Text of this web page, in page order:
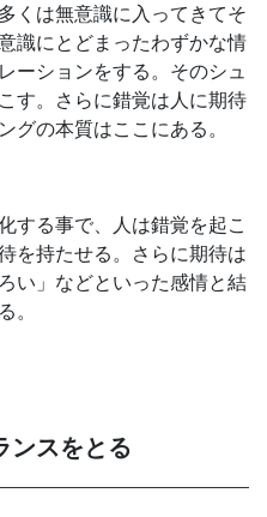
くは無意識に入ってきてそ
識にとどまったわずかな情
ーションをする。そのシュ
す。さらに錯覚は人に期待
グの本質はここにある。
する事で、人は錯覚を起こ
を持たせる。さらに期待は
い」などといった感情と結
。
ンスをとる